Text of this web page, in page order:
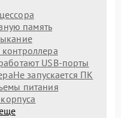
память
USB-порты
Не запускается ПК
питания